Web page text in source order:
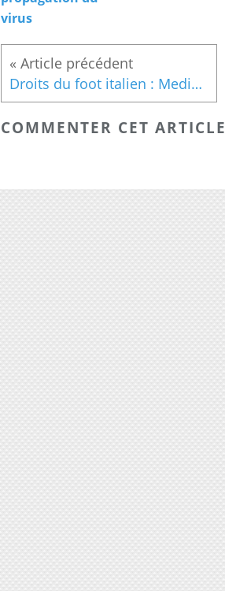
virus
Droits du foot italien : Mediapro dit avoir présenté des garanties
COMMENTER CET ARTICLE